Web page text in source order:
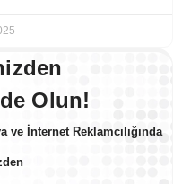
Olun!
ve İnternet Reklamcılığında